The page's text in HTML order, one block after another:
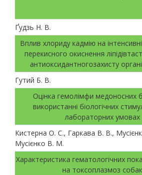
Ґудзь Н. В.
Вплив хлориду кадмію на
перекисного окиснення
антиоксидантногозахисту
Гутий Б. В.
Оцінка гемолімфи медоносних
використанні біологічних
лабораторних умовах
Кистерна О. С., Гаркава В. В.,
Мусієнко В. М.
Характеристика гематологічних
на токсоплазмоз собак